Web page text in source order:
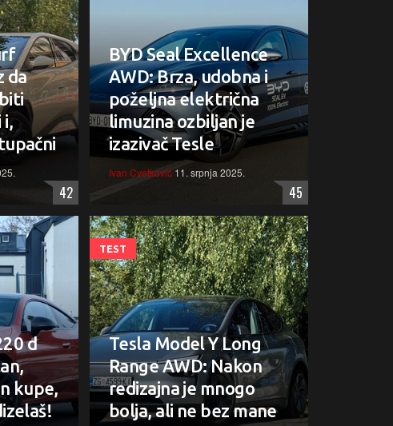
da
i,
42
BYD Seal Excellence
AWD: Brza, udobna i
poželjna električna
limuzina ozbiljan je
izazivač Tesle
Ivan Cvetković 11. srpnja 2025.
45
d
kupe,
TEST
Tesla Model Y Long
Range AWD: Nakon
redizajna je mnogo
bolja, ali ne bez mane